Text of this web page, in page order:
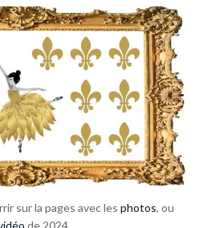
sur la pages avec les photos, ou
de 2024.